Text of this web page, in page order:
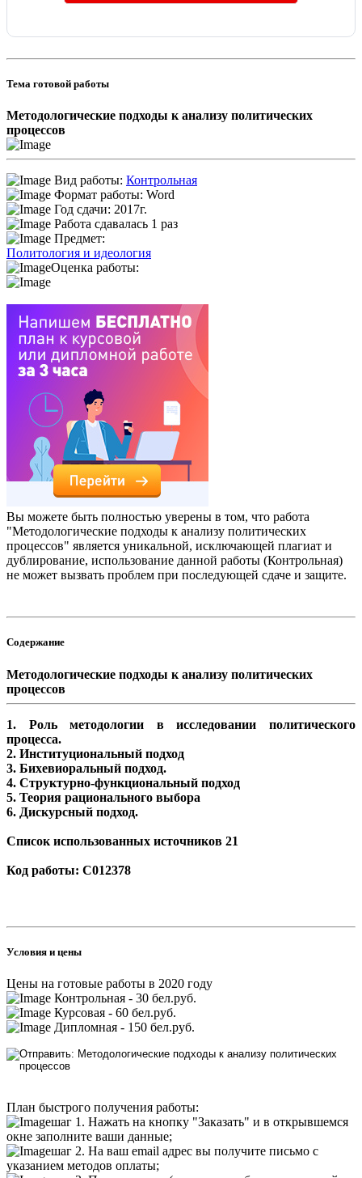
Тема готовой работы
Методологические подходы к анализу политических
процессов
Вид работы: Контрольная
Формат работы: Word
Год сдачи: 2017г.
Работа сдавалась 1 раз
Предмет:
Политология и идеология
Оценка работы:
Вы можете быть полностью уверены в том, что работа
"Методологические подходы к анализу политических
процессов" является уникальной, исключающей плагиат и
дублирование, использование данной работы (Контрольная)
не может вызвать проблем при последующей сдаче и защите.
Содержание
Методологические подходы к анализу политических
процессов
1. Роль методологии в исследовании политического
процесса.
2. Институциональный подход
3. Бихевиоральный подход.
4. Структурно-функциональный подход
5. Теория рационального выбора
6. Дискурсный подход.
Список использованных источников 21
Код работы: С012378
Условия и цены
Цены на готовые работы в 2020 году
Контрольная - 30 бел.руб.
Курсовая - 60 бел.руб.
Дипломная - 150 бел.руб.
План быстрого получения работы:
шаг 1. Нажать на кнопку "Заказать" и в открывшемся
окне заполните ваши данные;
шаг 2. На ваш email адрес вы получите письмо с
указанием методов оплаты;